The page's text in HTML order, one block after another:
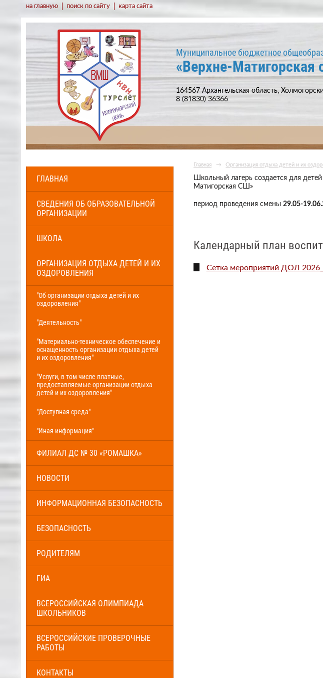
на главную поиск по сайту карта сайта
Муниципальное бюджетное
«Верхне-Матигорская
164567 Архангельская область,
8 (81830) 36366
ГЛАВНАЯ
СВЕДЕНИЯ ОБ ОБРАЗОВАТЕЛЬНОЙ
ОРГАНИЗАЦИИ
ШКОЛА
ОРГАНИЗАЦИЯ ОТДЫХА ДЕТЕЙ И ИХ
ОЗДОРОВЛЕНИЯ
"Об организации отдыха детей и их
оздоровления"
"Деятельность"
"Материально-техническое обеспечение и
оснащенность организации отдыха детей
и их оздоровления"
"Услуги, в том числе платные,
предоставляемые организации отдыха
детей и их оздоровления"
"Доступная среда"
"Иная информация"
ФИЛИАЛ ДС № 30 «РОМАШКА»
НОВОСТИ
ИНФОРМАЦИОННАЯ БЕЗОПАСНОСТЬ
БЕЗОПАСНОСТЬ
РОДИТЕЛЯМ
ГИА
ВСЕРОССИЙСКАЯ ОЛИМПИАДА
ШКОЛЬНИКОВ
ВСЕРОССИЙСКИЕ ПРОВЕРОЧНЫЕ
РАБОТЫ
КОНТАКТЫ
Главная → Организация отдыха детей и их
Школьный лагерь создается для
Матигорская СШ»
период проведения смены 29.05-
Календарный план
Сетка мероприятий ДОЛ